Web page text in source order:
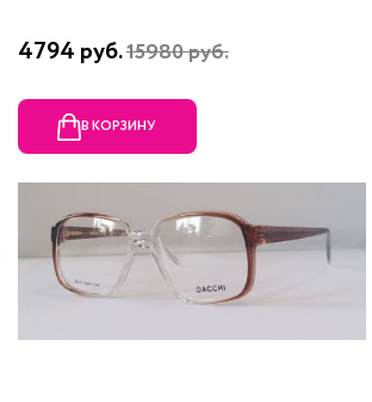
4794 руб.15980 руб.
В КОРЗИНУ